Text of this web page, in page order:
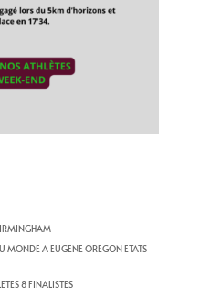
MONDE A EUGENE OREGON ETATS
8 FINALISTES